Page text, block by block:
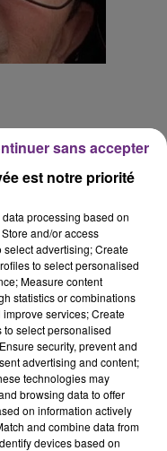
LA
ce mercredi en
est notre priorité
processing based on
and/or access
advertising; Create
to select personalised
Measure content
statistics or combinations
services; Create
select personalised
security, prevent and
advertising and content;
technologies may
browsing data to offer
on information actively
and combine data from
devices based on
sans accepter